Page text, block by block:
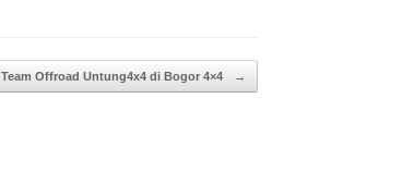
Team Offroad Untung4x4 di Bogor 4×4 →